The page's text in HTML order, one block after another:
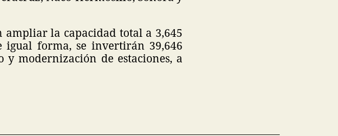
ampliar la capacidad total a 3,645
forma, se invertirán 39,646
modernización de estaciones, a